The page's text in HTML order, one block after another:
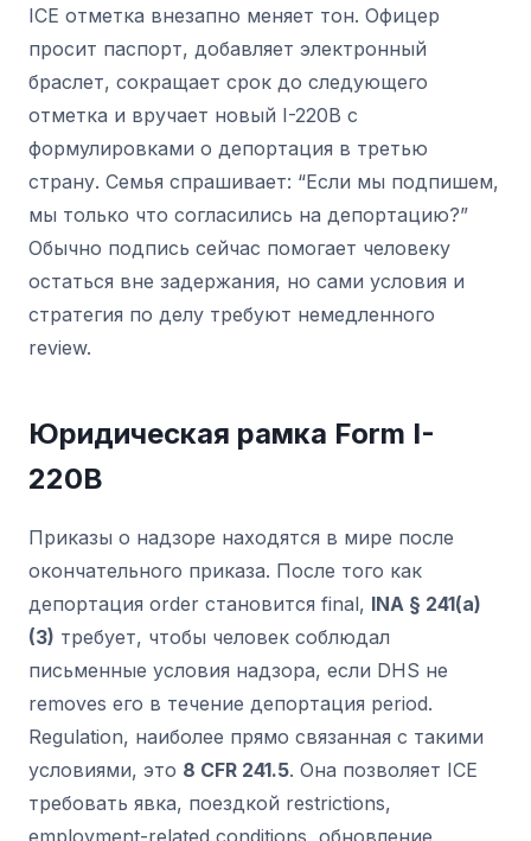
ICE отметка внезапно меняет тон. Офицер
просит паспорт, добавляет электронный
браслет, сокращает срок до следующего
отметка и вручает новый I-220B с
формулировками о депортация в третью
страну. Семья спрашивает: “Если мы подпишем,
мы только что согласились на депортацию?”
Обычно подпись сейчас помогает человеку
остаться вне задержания, но сами условия и
стратегия по делу требуют немедленного
review.
Юридическая рамка Form I-
220B
Приказы о надзоре находятся в мире после
окончательного приказа. После того как
депортация order становится final, INA § 241(a)
(3) требует, чтобы человек соблюдал
письменные условия надзора, если DHS не
removes его в течение депортация period.
Regulation, наиболее прямо связанная с такими
условиями, это 8 CFR 241.5. Она позволяет ICE
требовать явка, поездкой restrictions,
employment-related conditions, обновление